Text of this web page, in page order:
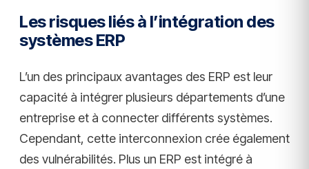
Les risques liés à l’intégration des
systèmes ERP
L’un des principaux avantages des ERP est leur
capacité à intégrer plusieurs départements d’une
entreprise et à connecter différents systèmes.
Cependant, cette interconnexion crée également
des vulnérabilités. Plus un ERP est intégré à